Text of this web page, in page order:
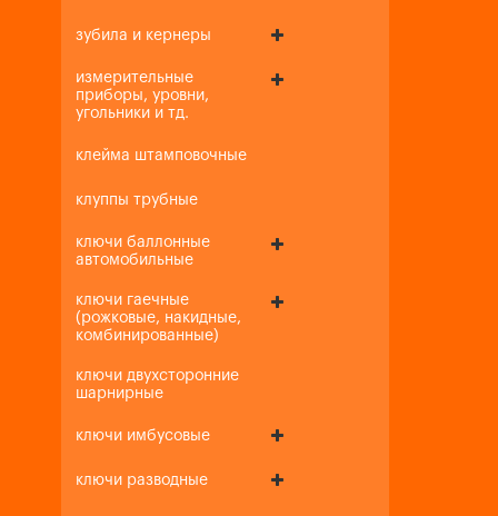
зубила и кернеры
измерительные
приборы, уровни,
угольники и тд.
клейма штамповочные
клуппы трубные
ключи баллонные
автомобильные
ключи гаечные
(рожковые, накидные,
комбинированные)
ключи двухсторонние
шарнирные
ключи имбусовые
ключи разводные